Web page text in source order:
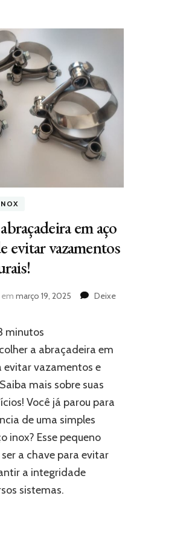
em aço
evitar vazamentos
março 19, 2025
Deixe
minutos
a abraçadeira em
evitar vazamentos e
mais sobre suas
Você já parou para
de uma simples
inox? Esse pequeno
a chave para evitar
a integridade
sistemas.